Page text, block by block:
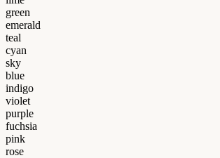
green
emerald
teal
cyan
sky
blue
indigo
violet
purple
fuchsia
pink
rose